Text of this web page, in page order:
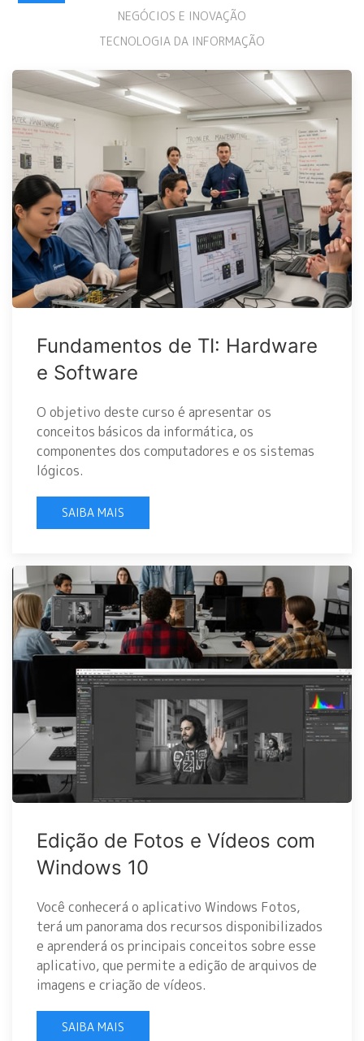
NEGÓCIOS E INOVAÇÃO
TECNOLOGIA DA INFORMAÇÃO
Fundamentos de TI: Hardware
e Software
O objetivo deste curso é apresentar os
conceitos básicos da informática, os
componentes dos computadores e os sistemas
lógicos.
SAIBA MAIS
Edição de Fotos e Vídeos com
Windows 10
Você conhecerá o aplicativo Windows Fotos,
terá um panorama dos recursos disponibilizados
e aprenderá os principais conceitos sobre esse
aplicativo, que permite a edição de arquivos de
imagens e criação de vídeos.
SAIBA MAIS